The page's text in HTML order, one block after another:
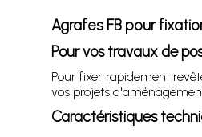
Agrafes FB pour
Pour vos travaux de
Pour fixer rapidement
vos projets
Caractéristiques